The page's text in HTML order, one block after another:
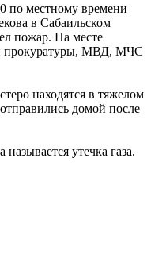
по местному времени
в Сабаильском
пожар. На месте
прокуратуры, МВД, МЧС
находятся в тяжелом
домой после
утечка газа.